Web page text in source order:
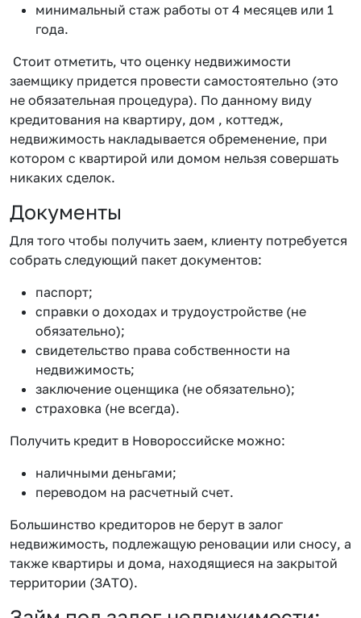
минимальный стаж работы от 4 месяцев или 1
года.
Стоит отметить, что оценку недвижимости
заемщику придется провести самостоятельно (это
не обязательная процедура). По данному виду
кредитования на квартиру, дом , коттедж,
недвижимость накладывается обременение, при
котором с квартирой или домом нельзя совершать
никаких сделок.
Документы
Для того чтобы получить заем, клиенту потребуется
собрать следующий пакет документов:
паспорт;
справки о доходах и трудоустройстве (не
обязательно);
свидетельство права собственности на
недвижимость;
заключение оценщика (не обязательно);
страховка (не всегда).
Получить кредит в Новороссийске можно:
наличными деньгами;
переводом на расчетный счет.
Большинство кредиторов не берут в залог
недвижимость, подлежащую реновации или сносу, а
также квартиры и дома, находящиеся на закрытой
территории (ЗАТО).